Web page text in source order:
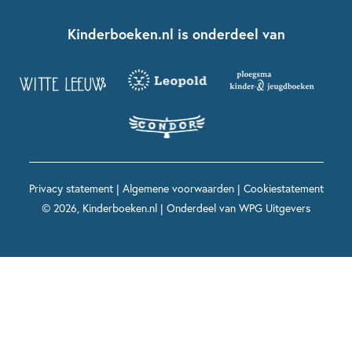
Kinderboeken diversiteit
Grappige kinderboeken
Spannende kinderboeken
Boekentips 12+ jaar
Voor volwassenen
Spekkie en Sproet
Maxi & Helium
Voor het onderwijs
Kinderboeken.nl is onderdeel van
Privacy statement| Algemene voorwaarden| Cookiestatement
© 2026, Kinderboeken.nl | Onderdeel van WPG Uitgevers